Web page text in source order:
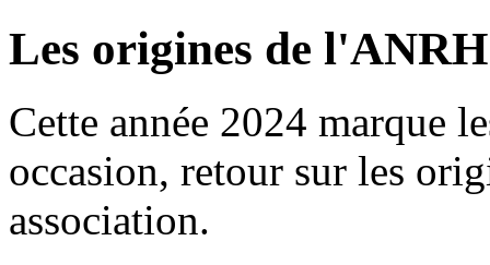
Les origines de l'ANRH
Cette année 2024 marque
occasion, retour sur les
association.